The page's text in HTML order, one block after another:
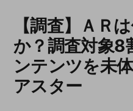
【調査】ＡＲ
か？調査対象8
ンテンツを未
アスター